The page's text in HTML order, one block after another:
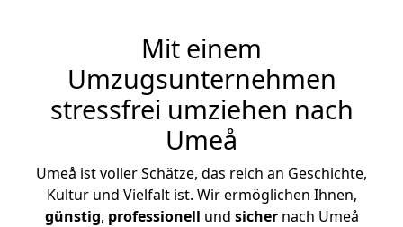
Mit einem
Umzugsunternehmen
stressfrei umziehen nach
Umeå
Umeå ist voller Schätze, das reich an Geschichte,
Kultur und Vielfalt ist. Wir ermöglichen Ihnen,
günstig, professionell und sichernach Umeå